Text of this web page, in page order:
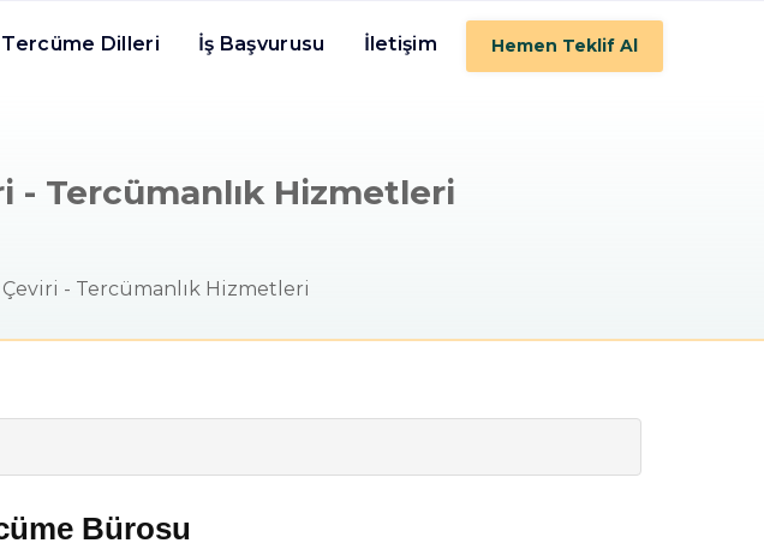
Tercüme Dilleri İş Başvurusu İletişim Hemen Teklif Al
- Tercümanlık Hizmetleri
- Tercümanlık Hizmetleri
Bürosu